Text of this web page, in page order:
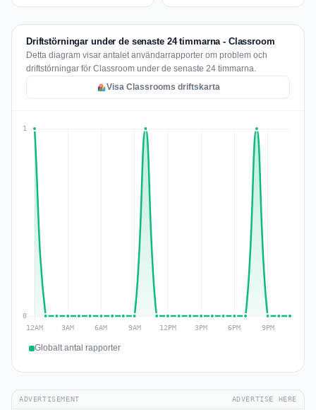
Driftstörningar under de senaste 24 timmarna - Classroom
Detta diagram visar antalet användarrapporter om problem och
driftstörningar för Classroom under de senaste 24 timmarna.
Visa Classrooms driftskarta
Globalt antal rapporter
ADVERTISEMENT ADVERTISE HERE